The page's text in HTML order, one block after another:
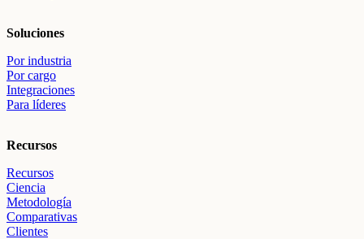
Soluciones
Por industria
Por cargo
Integraciones
Para líderes
Recursos
Recursos
Ciencia
Metodología
Comparativas
Clientes